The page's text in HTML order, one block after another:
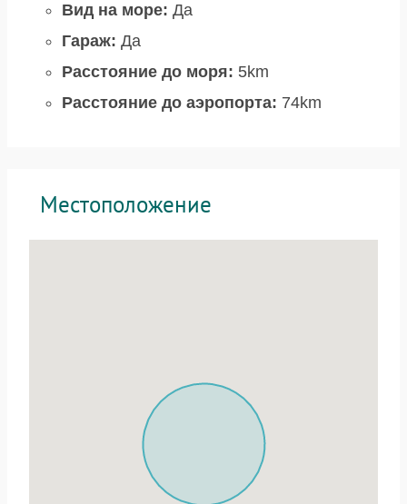
Вид на море: Да
Гараж: Да
Расстояние до моря: 5km
Расстояние до аэропорта: 74km
Местоположение